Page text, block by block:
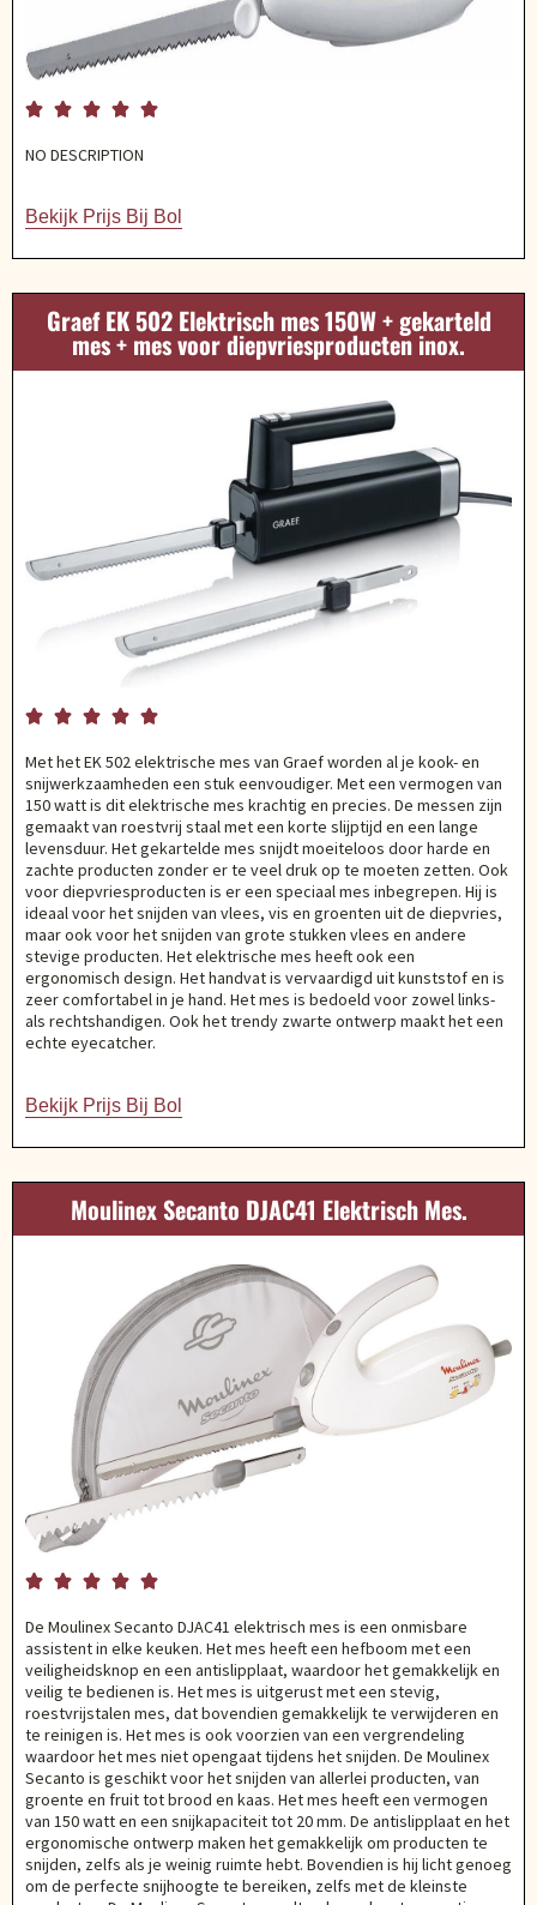
    
NO DESCRIPTION
Bekijk Prijs Bij Bol
Graef EK 502 Elektrisch mes 150W + gekarteld
mes + mes voor diepvriesproducten inox.
    
Met het EK 502 elektrische mes van Graef worden al je kook- en
snijwerkzaamheden een stuk eenvoudiger. Met een vermogen van
150 watt is dit elektrische mes krachtig en precies. De messen zijn
gemaakt van roestvrij staal met een korte slijptijd en een lange
levensduur. Het gekartelde mes snijdt moeiteloos door harde en
zachte producten zonder er te veel druk op te moeten zetten. Ook
voor diepvriesproducten is er een speciaal mes inbegrepen. Hij is
ideaal voor het snijden van vlees, vis en groenten uit de diepvries,
maar ook voor het snijden van grote stukken vlees en andere
stevige producten. Het elektrische mes heeft ook een
ergonomisch design. Het handvat is vervaardigd uit kunststof en is
zeer comfortabel in je hand. Het mes is bedoeld voor zowel links-
als rechtshandigen. Ook het trendy zwarte ontwerp maakt het een
echte eyecatcher.
Bekijk Prijs Bij Bol
Moulinex Secanto DJAC41 Elektrisch Mes.
    
De Moulinex Secanto DJAC41 elektrisch mes is een onmisbare
assistent in elke keuken. Het mes heeft een hefboom met een
veiligheidsknop en een antislipplaat, waardoor het gemakkelijk en
veilig te bedienen is. Het mes is uitgerust met een stevig,
roestvrijstalen mes, dat bovendien gemakkelijk te verwijderen en
te reinigen is. Het mes is ook voorzien van een vergrendeling
waardoor het mes niet opengaat tijdens het snijden. De Moulinex
Secanto is geschikt voor het snijden van allerlei producten, van
groente en fruit tot brood en kaas. Het mes heeft een vermogen
van 150 watt en een snijkapaciteit tot 20 mm. De antislipplaat en het
ergonomische ontwerp maken het gemakkelijk om producten te
snijden, zelfs als je weinig ruimte hebt. Bovendien is hij licht genoeg
om de perfecte snijhoogte te bereiken, zelfs met de kleinste